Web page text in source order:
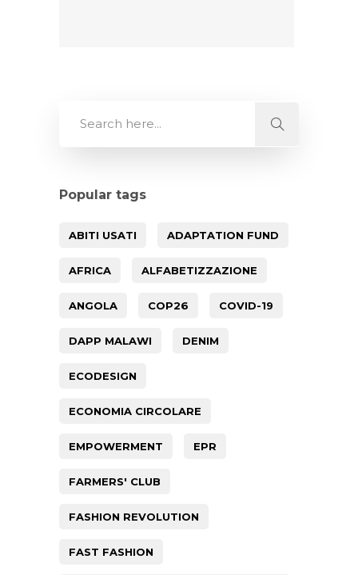
Popular tags
ABITI USATI ADAPTATION FUND
AFRICA ALFABETIZZAZIONE
ANGOLA COP26 COVID-19
DAPP MALAWI DENIM
ECODESIGN
ECONOMIA CIRCOLARE
EMPOWERMENT EPR
FARMERS' CLUB
FASHION REVOLUTION
FAST FASHION